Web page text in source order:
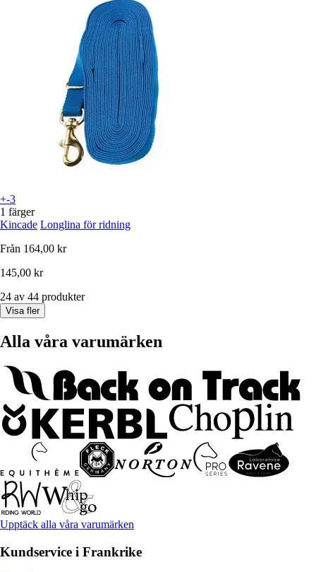
+-3
1 färger
Kincade Longlina för ridning
Från 164,00 kr
145,00 kr
24 av 44 produkter
Visa fler
Alla våra varumärken
Upptäck alla våra varumärken
Kundservice i Frankrike